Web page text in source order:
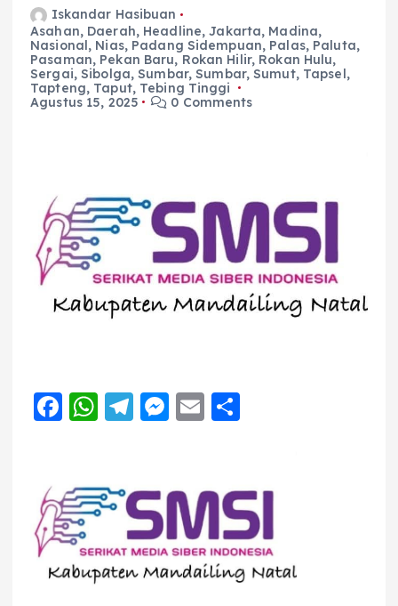
Iskandar Hasibuan
Asahan, Daerah, Headline,Jakarta, Madina,
Nasional, Nias, Padang Sidempuan, Palas, Paluta,
Pasaman, Pekan Baru, Rokan Hilir, Rokan Hulu,
Sergai,Sibolga,Sumbar,Sumbar,Sumut, Tapsel,
Tapteng, Taput, Tebing Tinggi
Agustus 15, 2025
0 Comments
F
e
b
o
o
W
ts
A
p
p
T
g
r
a
m
M
e
n
g
er
E
l
re